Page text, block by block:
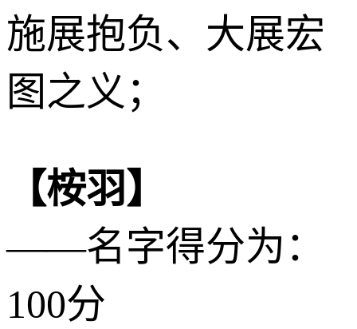
施展抱负、大展宏
图之义；
【桉羽】
——名字得分为：
100分